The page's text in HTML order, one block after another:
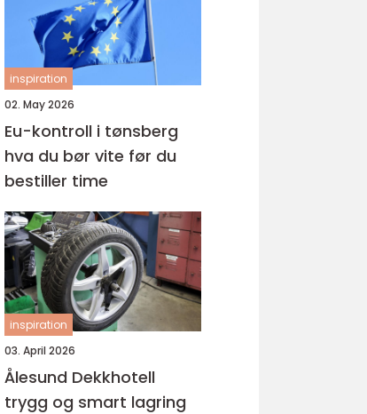
inspiration
02. May 2026
Eu-kontroll i tønsberg
hva du bør vite før du
bestiller time
inspiration
03. April 2026
Ålesund Dekkhotell
trygg og smart lagring